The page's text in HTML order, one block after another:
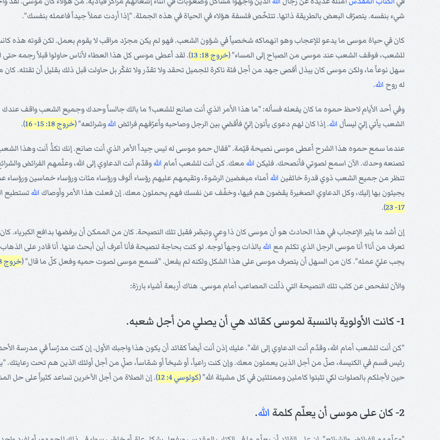
شيء بنفسه. يتصرّف البعض بالطريقة ذاتها. تتلخّص فلسفة هؤلاء في الحياة في هذه الجملة. "إذا أردت عملاً جيداً فاعمله بنفسك".
كان في حياة موسى ما يدعو للإعجاب وهو انهماكه شخصياً في شؤون الشعب. فهو لم يكن مجرّد مراقب لا يقوم بعمل. لكن قوته
للشعب، فوقف الشعب عند موسى من الصباح إلى المساء" (خروج 18: 13
). لقد أعطى موسى كل هذا العطاء لأناس حاولوا قبلاً رجمه
سهل نوعاً ما، ولكن موسى كان يبذل أقصى جهد من أجل فئة ناكرة للجميل تحقد ولا تقدّر ولا تفكّر بل حاولت قبل ذلك بقليل أن تقتله.
له روح الله.
وفي أحد الأيام لاحظ حموه ما كان يفعله فسأله: "ما هذا الأمر الذي أنت صانع للشعب؟ ما بالك جالساً وحدك وجميع الشعب واقف عندك
الشعب يأتي إليّ ليسأل الله. إذا كان لهم دعوى يأتون إليَّ فأقضي بين الرجل وصاحبه وأعرّفهم فرائض اللهوشرائعه" (خروج 18: 15- 16 ).
عندما سمع حموه هذا الشرح أعطى موسى نصيحة قيّمة. "فقال حمو موسى له ليس جيداً الأمر الذي أنت صانع. إنك تكدُّ أنت وهذا
تصنعه وحدك. الآن اسمع لصوتي فأنصحك. فليكن الله معك. كن أنت للشعب أمام اللهوقدّم أنت الدعاوي إلى الله، وعلّمهم الفرائض
تنظر من جميع الشعب ذوي قدرة خائفين الله أمناء مبغضين الرشوة، وتقيمهم عليهم رؤساء ألوف ورؤساء مئات ورؤساء خماسين
يجيئون بها إليك، وكل الدعاوي الصغيرة يقضون هم فيها، وخفّف عن نفسك فهم يحملون معك. إن فعلت هذا الأمر وأوصاك الله تستطيع
17- 23
).
إن أشد ما يثير الإعجاب في هذا الحادث هو أن موسى كان ذا وعيٍ وتبصّر فقبل تلك النصيحة. كان من الممكن أن يرفضها بدافع الكبرياء.
تعرف من أنا؟ أنا موسى الرجل الذي تكلم مع الله بالذات وجهاً لوجه. لو كنت بحاجة لنصيحة فأنا أعرف أين أبحث عنها. أنا قادر على
يجب عليَّ عمله". كان من السهل أن يتصرف موسى على هذا الشكل ولكنه لم يفعل. "فسمع موسى لصوت حميه وفعل كلّ ما قال" (خروج 18: 24
والآن لنفحص عن كثب تلك النصيحة التي ذلّلت المصاعب أمام موسى. هناك أربعة أشياء بارزة:
1- كانت الأولوية بالنسبة لموسى كقائد هي أن يصلي من أجل شعبه.
"كن أنت للشعب أمام الله، وقدّم أنت الدعاوي إلى الله". عليك إذن أنت أيضاً كقائد أن يكون هذا واجبك الأول. إن كنت مدرّساً في
رئيس قسم في الكنيسة، صلّ من أجل الذين يعملون معك. وإن كنت راعياً، أو شيخاً أو شمّاساً، صلِّ من أجل أولئك الذين هم تحت
حين لأجلكم بالصلوات لكي تثبتوا كاملين وممتلئين في كل مشيئة الله" (كولوسي 4: 12 ). إن الصلاة من أجل الآخرين تساعد كثيراً على حل
2- كان على موسى أن يعلّم كلمة الله.